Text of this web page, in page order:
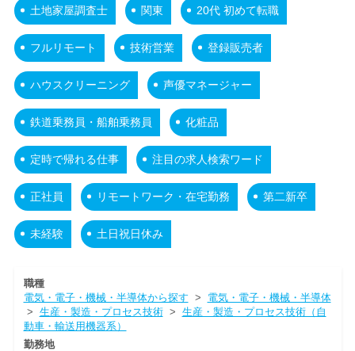
土地家屋調査士 関東 20代 初めて転職
フルリモート 技術営業 登録販売者
ハウスクリーニング 声優マネージャー
鉄道乗務員・船舶乗務員 化粧品
定時で帰れる仕事 注目の求人検索ワード
正社員 リモートワーク・在宅勤務 第二新卒
未経験 土日祝日休み
職種
電気・電子・機械・半導体から探す > 電気・電子・機械・半導体
> 生産・製造・プロセス技術> 生産・製造・プロセス技術（自
動車・輸送用機器系）
勤務地